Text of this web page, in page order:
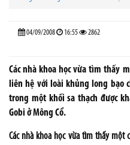
04/09/2008 16:55 2862
Các nhà khoa học vừa tìm thấy
liên hệ với loài khủng long bạo
trong một khối sa thạch được
Gobi ở Mông Cổ.
Các nhà khoa học vừa tìm thấy một